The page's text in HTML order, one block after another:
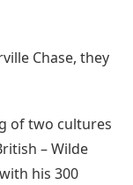
Chase, they
of two cultures
– Wilde
his 300